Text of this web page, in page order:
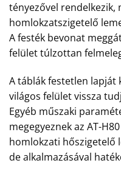
tényezővel rendelkezik,
homlokzatszigetelő
A festék bevonat
felület túlzottan
A táblák festetlen lapját
világos felület vissza
Egyéb műszaki
megegyeznek az AT-
homlokzati hőszigetelő
de alkalmazásával